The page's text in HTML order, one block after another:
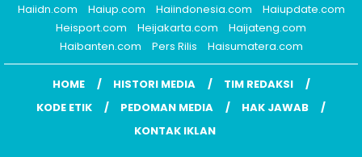
Haiidn.com
Haiup.com Haiindonesia.com
Haiupdate.com
Heisport.com
Heijakarta.com
Haijateng.com
Haibanten.com
Pers Rilis Haisumatera.com
HOME HISTORI MEDIA
TIM REDAKSI
KODE ETIK
PEDOMAN MEDIA
HAK JAWAB
KONTAK IKLAN